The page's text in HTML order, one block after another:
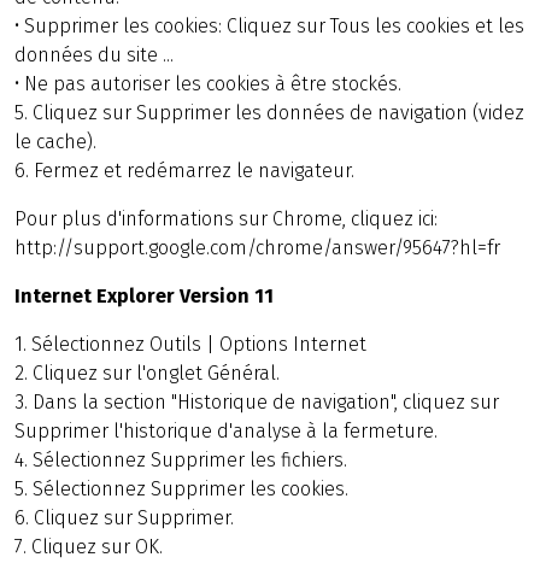
• Supprimer les cookies: Cliquez sur Tous les cookies et les
données du site ...
• Ne pas autoriser les cookies à être stockés.
5. Cliquez sur Supprimer les données de navigation (videz
le cache).
6. Fermez et redémarrez le navigateur.
Pour plus d'informations sur Chrome, cliquez ici:
http://support.google.com/chrome/answer/95647?hl=fr
Internet Explorer Version 11
1. Sélectionnez Outils | Options Internet
2. Cliquez sur l'onglet Général.
3. Dans la section "Historique de navigation", cliquez sur
Supprimer l'historique d'analyse à la fermeture.
4. Sélectionnez Supprimer les fichiers.
5. Sélectionnez Supprimer les cookies.
6. Cliquez sur Supprimer.
7. Cliquez sur OK.